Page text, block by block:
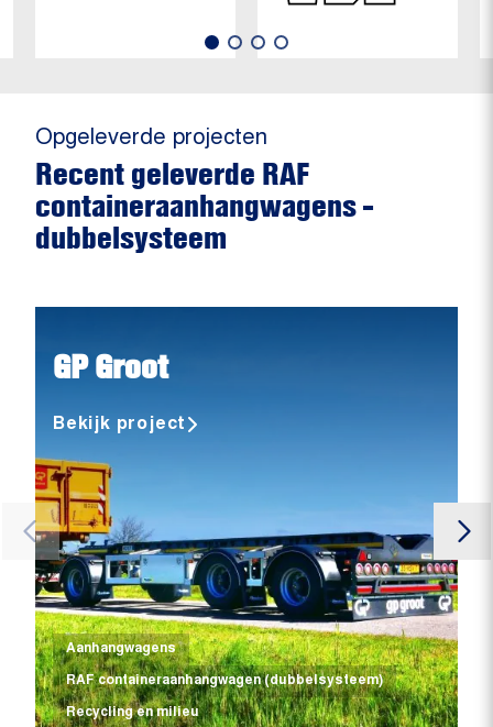
Opgeleverde projecten
Recent geleverde RAF
containeraanhangwagens -
dubbelsysteem
Aanhangwagens
RAF containeraanhangwagen (dubbelsysteem)
Recycling en milieu
GP Groot
Bekijk project